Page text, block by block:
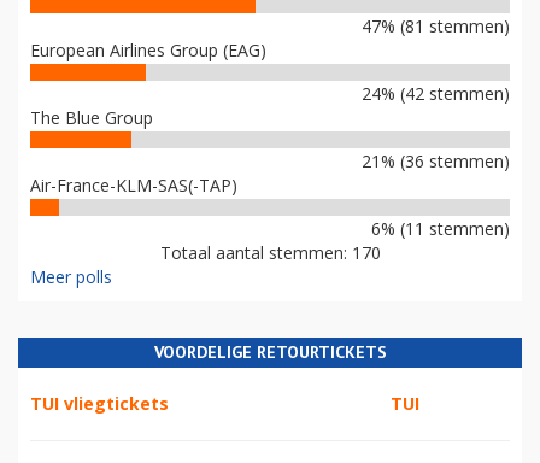
47% (81 stemmen)
European Airlines Group (EAG)
24% (42 stemmen)
The Blue Group
21% (36 stemmen)
Air-France-KLM-SAS(-TAP)
6% (11 stemmen)
Totaal aantal stemmen: 170
Meer polls
VOORDELIGE RETOURTICKETS
TUI vliegtickets TUI